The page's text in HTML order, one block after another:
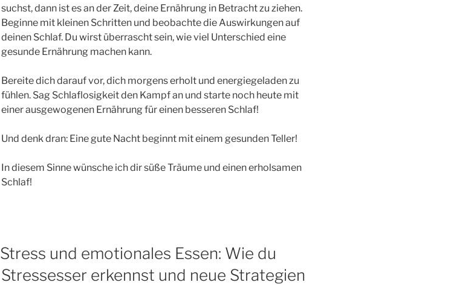
suchst, dann ist es an der Zeit, deine Ernährung in Betracht zu ziehen.
Beginne mit kleinen Schritten und beobachte die Auswirkungen auf
deinen Schlaf. Du wirst überrascht sein, wie viel Unterschied eine
gesunde Ernährung machen kann.
Bereite dich darauf vor, dich morgens erholt und energiegeladen zu
fühlen. Sag Schlaflosigkeit den Kampf an und starte noch heute mit
einer ausgewogenen Ernährung für einen besseren Schlaf!
Und denk dran: Eine gute Nacht beginnt mit einem gesunden Teller!
In diesem Sinne wünsche ich dir süße Träume und einen erholsamen
Schlaf!
Stress und emotionales Essen: Wie du
Stressesser erkennst und neue Strategien